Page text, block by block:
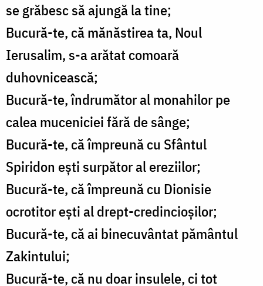
se grăbesc să ajungă la tine;
Bucură-te, că mănăstirea ta, Noul
Ierusalim, s-a arătat comoară
duhovnicească;
Bucură-te, îndrumător al monahilor pe
calea muceniciei fără de sânge;
Bucură-te, că împreună cu Sfântul
Spiridon eşti surpător al ereziilor;
Bucură-te, că împreună cu Dionisie
ocrotitor eşti al drept-credincioşilor;
Bucură-te, că ai binecuvântat pământul
Zakintului;
Bucură-te, că nu doar insulele, ci tot